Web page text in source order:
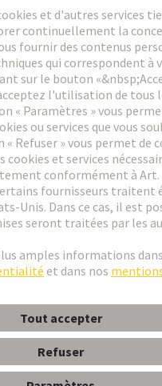
Group
confidentialité